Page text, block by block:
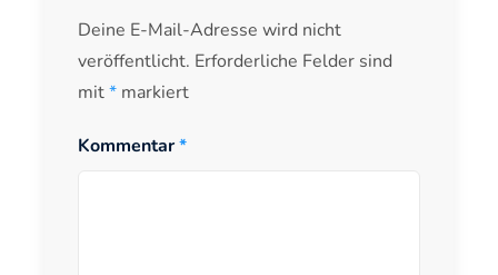
Deine E-Mail-Adresse wird nicht
veröffentlicht. Erforderliche Felder sind
mit* markiert
Kommentar*
Alternative: